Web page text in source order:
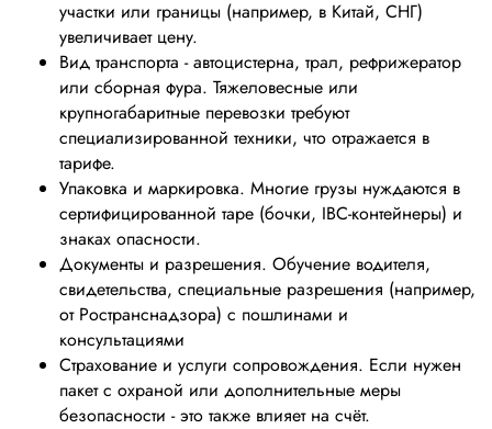
участки или границы (например, в Китай, СНГ)
увеличивает цену.
Вид транспорта - автоцистерна, трал, рефрижератор
или сборная фура. Тяжеловесные или
крупногабаритные перевозки требуют
специализированной техники, что отражается в
тарифе.
Упаковка и маркировка. Многие грузы нуждаются в
сертифицированной таре (бочки, IBC‑контейнеры) и
знаках опасности.
Документы и разрешения. Обучение водителя,
свидетельства, специальные разрешения (например,
от Ространснадзора) с пошлинами и
консультациями
Страхование и услуги сопровождения. Если нужен
пакет с охраной или дополнительные меры
безопасности - это также влияет на счёт.